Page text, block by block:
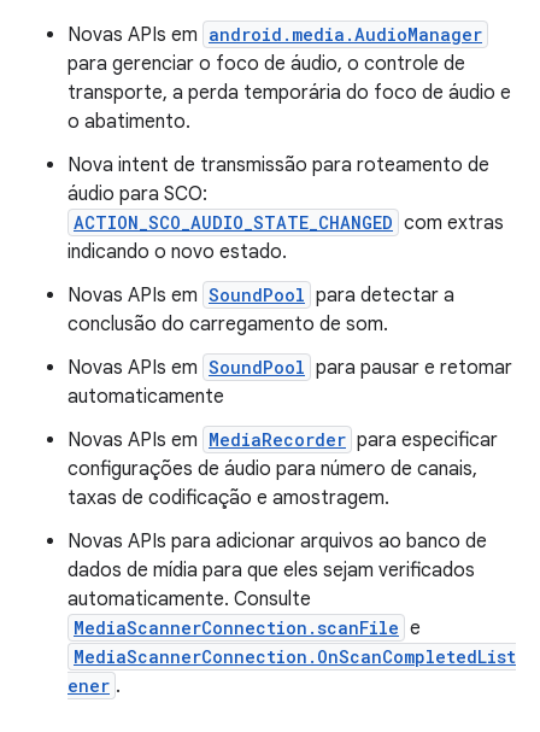
Novas APIs em android.media.AudioManager
para gerenciar o foco de áudio, o controle de
transporte, a perda temporária do foco de áudio e
o abatimento.
Nova intent de transmissão para roteamento de
áudio para SCO:
ACTION_SCO_AUDIO_STATE_CHANGED com extras
indicando o novo estado.
Novas APIs em SoundPool para detectar a
conclusão do carregamento de som.
Novas APIs em SoundPool para pausar e retomar
automaticamente
Novas APIs em MediaRecorder para especificar
configurações de áudio para número de canais,
taxas de codificação e amostragem.
Novas APIs para adicionar arquivos ao banco de
dados de mídia para que eles sejam verificados
automaticamente. Consulte
MediaScannerConnection.scanFile e
MediaScannerConnection.OnScanCompletedList
ener .